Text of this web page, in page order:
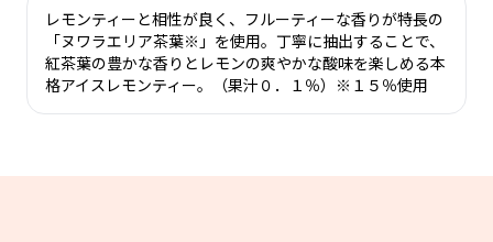
レモンティーと相性が良く、フルーティーな香りが特長の
「ヌワラエリア茶葉※」を使用。丁寧に抽出することで、
紅茶葉の豊かな香りとレモンの爽やかな酸味を楽しめる本
格アイスレモンティー。（果汁０．１％）※１５％使用